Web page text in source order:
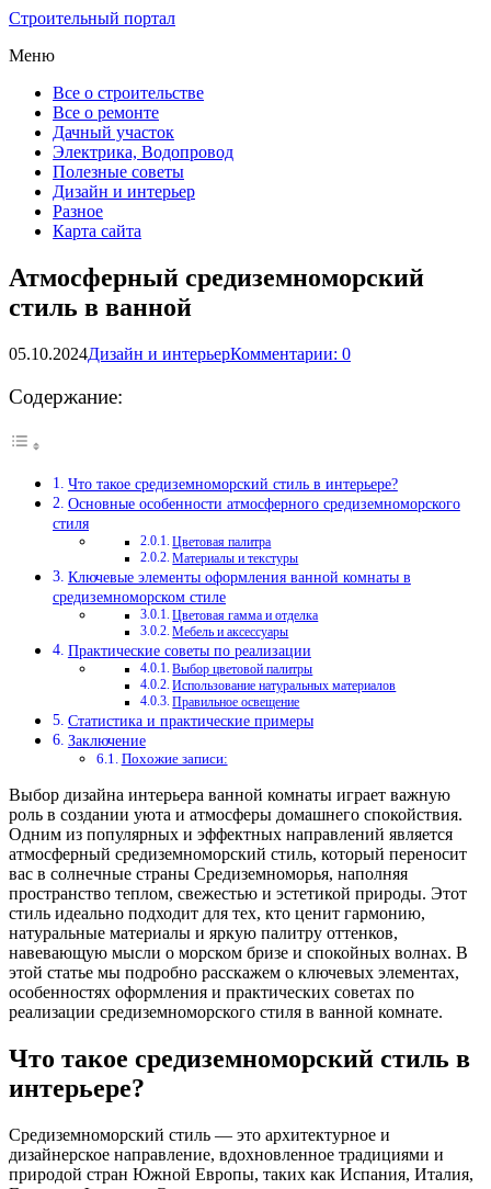
Строительный портал
Меню
Все о строительстве
Все о ремонте
Дачный участок
Электрика, Водопровод
Полезные советы
Дизайн и интерьер
Разное
Карта сайта
Атмосферный средиземноморский
стиль в ванной
05.10.2024Дизайн и интерьерКомментарии: 0
Содержание:
Что такое средиземноморский стиль в интерьере?
Основные особенности атмосферного средиземноморского
стиля
Цветовая палитра
Материалы и текстуры
Ключевые элементы оформления ванной комнаты в
средиземноморском стиле
Цветовая гамма и отделка
Мебель и аксессуары
Практические советы по реализации
Выбор цветовой палитры
Использование натуральных материалов
Правильное освещение
Статистика и практические примеры
Заключение
Похожие записи:
Выбор дизайна интерьера ванной комнаты играет важную
роль в создании уюта и атмосферы домашнего спокойствия.
Одним из популярных и эффектных направлений является
атмосферный средиземноморский стиль, который переносит
вас в солнечные страны Средиземноморья, наполняя
пространство теплом, свежестью и эстетикой природы. Этот
стиль идеально подходит для тех, кто ценит гармонию,
натуральные материалы и яркую палитру оттенков,
навевающую мысли о морском бризе и спокойных волнах. В
этой статье мы подробно расскажем о ключевых элементах,
особенностях оформления и практических советах по
реализации средиземноморского стиля в ванной комнате.
Что такое средиземноморский стиль в
интерьере?
Средиземноморский стиль — это архитектурное и
дизайнерское направление, вдохновленное традициями и
природой стран Южной Европы, таких как Испания, Италия,